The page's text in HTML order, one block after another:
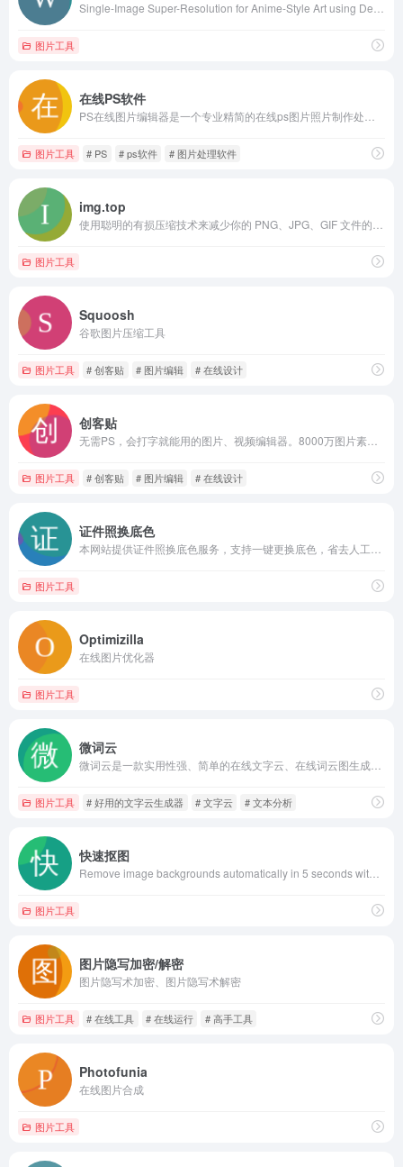
图片工具
在线PS软件
图片工具 # PS # ps软件 # 图片处理软件
img.top
图片工具
Squoosh
谷歌图片压缩工具
图片工具 # 创客贴 # 图片编辑 # 在线设计
创客贴
图片工具 # 创客贴 # 图片编辑 # 在线设计
证件照换底色
图片工具
Optimizilla
在线图片优化器
图片工具
微词云
图片工具 # 好用的文字云生成器 # 文字云 # 文本分析
快速抠图
图片工具
图片隐写加密/解密
图片隐写术加密、图片隐写术解密
图片工具 # 在线工具 # 在线运行 # 高手工具
Photofunia
在线图片合成
图片工具